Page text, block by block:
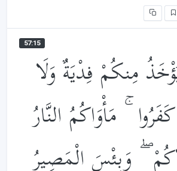
57:15
مِنكُمْ فِدْيَةٌ وَلَا
مَأْوَاكُمُ النَّارُ
وَبِئْسَ الْمَصِيرُ